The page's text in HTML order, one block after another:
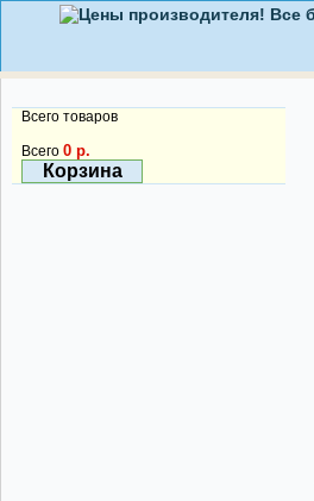
Всего товаров
Всего 0 р.
Корзина